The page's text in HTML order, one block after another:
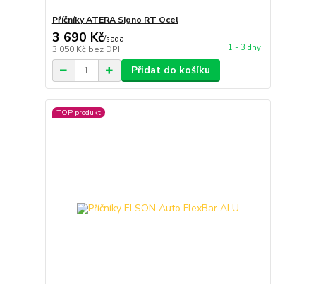
Příčníky ATERA Signo RT Ocel
3 690 Kč/sada
3 050 Kč bez DPH 1 - 3 dny
Přidat do košíku
TOP produkt